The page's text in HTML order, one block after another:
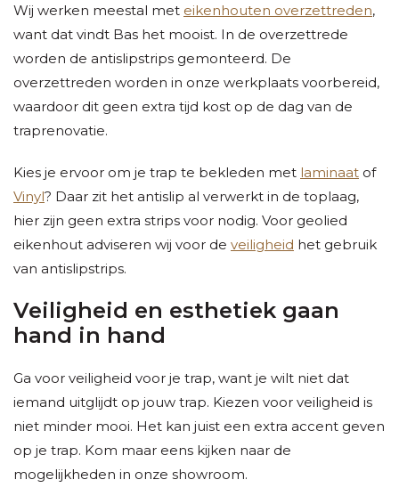
Wij werken meestal met eikenhouten overzettreden,
want dat vindt Bas het mooist. In de overzettrede
worden de antislipstrips gemonteerd. De
overzettreden worden in onze werkplaats voorbereid,
waardoor dit geen extra tijd kost op de dag van de
traprenovatie.
Kies je ervoor om je trap te bekleden met laminaat of
Vinyl? Daar zit het antislip al verwerkt in de toplaag,
hier zijn geen extra strips voor nodig. Voor geolied
eikenhout adviseren wij voor de veiligheid het gebruik
van antislipstrips.
Veiligheid en esthetiek gaan
hand in hand
Ga voor veiligheid voor je trap, want je wilt niet dat
iemand uitglijdt op jouw trap. Kiezen voor veiligheid is
niet minder mooi. Het kan juist een extra accent geven
op je trap. Kom maar eens kijken naar de
mogelijkheden in onze showroom.